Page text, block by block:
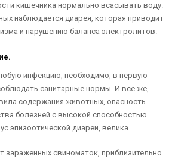
кишечника нормально всасывать воду.
наблюдается диарея, которая приводит
и нарушению баланса электролитов.
инфекцию, необходимо, в первую
санитарные нормы. И все же,
содержания животных, опасность
болезней с высокой способностью
эпизоотической диареи, велика.
зараженных свиноматок, приблизительно